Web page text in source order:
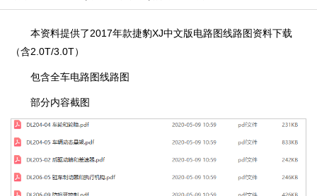
本资料提供了2017年款捷豹XJ中文版电路图线路图资料下载
（含2.0T/3.0T）
包含全车电路图线路图
部分内容截图